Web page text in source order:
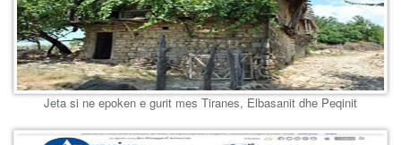
Jeta si ne epoken e gurit mes Tiranes, Elbasanit dhe Peqinit